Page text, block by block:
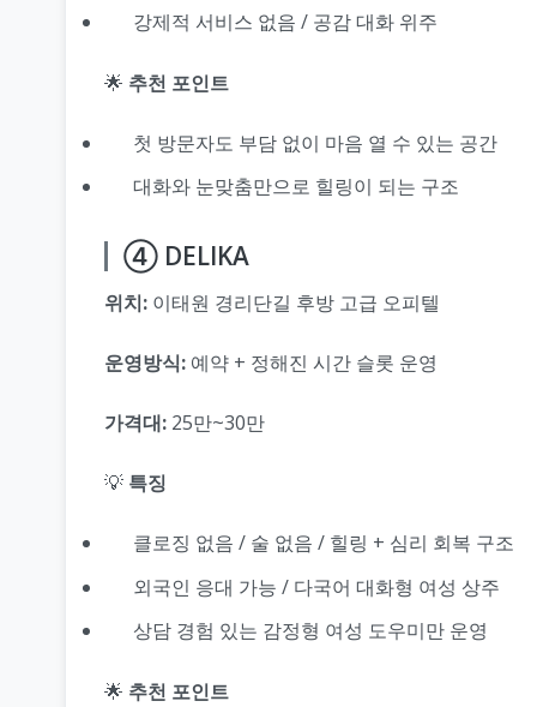
강제적 서비스 없음 / 공감 대화 위주
🌟 추천 포인트
첫 방문자도 부담 없이 마음 열 수 있는 공간
대화와 눈맞춤만으로 힐링이 되는 구조
④ DELIKA
위치: 이태원 경리단길 후방 고급 오피텔
운영방식: 예약 + 정해진 시간 슬롯 운영
가격대: 25만~30만
💡 특징
클로징 없음 / 술 없음 / 힐링 + 심리 회복 구조
외국인 응대 가능 / 다국어 대화형 여성 상주
상담 경험 있는 감정형 여성 도우미만 운영
🌟 추천 포인트